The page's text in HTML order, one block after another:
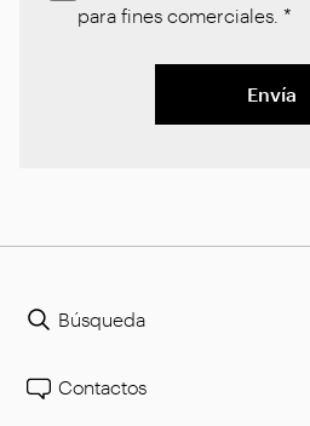
para fines comerciales. *
Envía
Búsqueda
Contactos